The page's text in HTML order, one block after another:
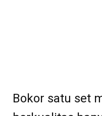
Bokor satu set